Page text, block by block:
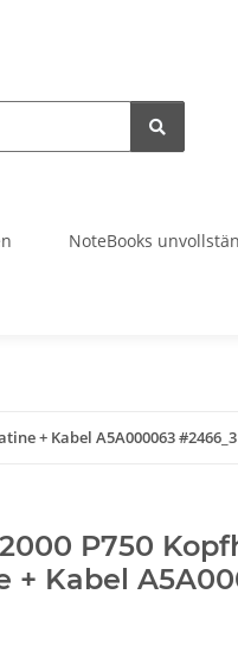
NoteBooks
+ Kabel A5A000063 #2466_3
P750
+ Kabel